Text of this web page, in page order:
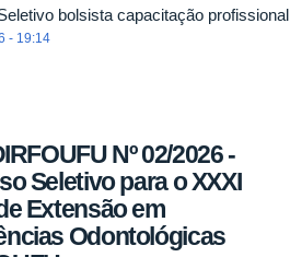
bolsista capacitação profissional
- 19:14
Nº 02/2026 -
Seletivo para o XXXI
Extensão em
Odontológicas